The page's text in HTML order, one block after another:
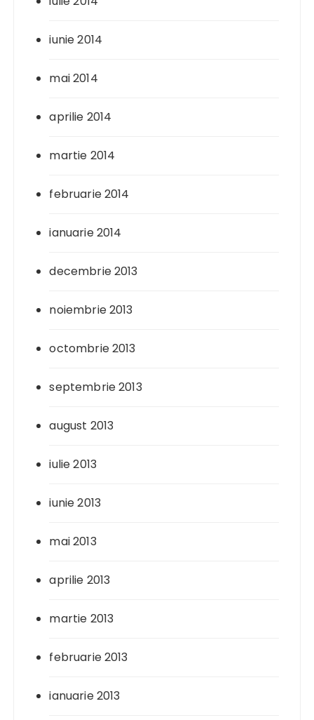
iunie 2014
mai 2014
aprilie 2014
martie 2014
februarie 2014
ianuarie 2014
decembrie 2013
noiembrie 2013
octombrie 2013
septembrie 2013
august 2013
iulie 2013
iunie 2013
mai 2013
aprilie 2013
martie 2013
februarie 2013
ianuarie 2013